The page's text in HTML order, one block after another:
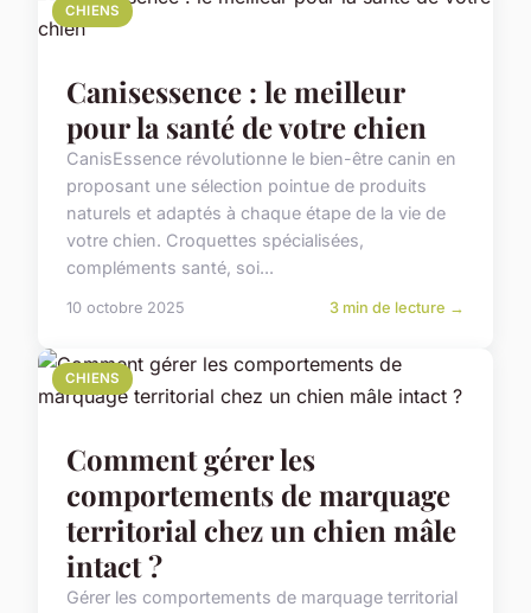
CHIENS
Canisessence : le meilleur
pour la santé de votre chien
CanisEssence révolutionne le bien-être canin en
proposant une sélection pointue de produits
naturels et adaptés à chaque étape de la vie de
votre chien. Croquettes spécialisées,
compléments santé, soi...
10 octobre 2025 3 min de lecture →
CHIENS
Comment gérer les
comportements de marquage
territorial chez un chien mâle
intact ?
Gérer les comportements de marquage territorial